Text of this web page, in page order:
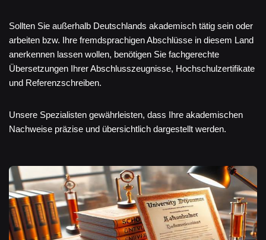
Sollten Sie außerhalb Deutschlands akademisch tätig sein oder
arbeiten bzw. Ihre fremdsprachigen Abschlüsse in diesem Land
anerkennen lassen wollen, benötigen Sie fachgerechte
Übersetzungen Ihrer Abschlusszeugnisse, Hochschulzertifikate
und Referenzschreiben.
Unsere Spezialisten gewährleisten, dass Ihre akademischen
Nachweise präzise und übersichtlich dargestellt werden.